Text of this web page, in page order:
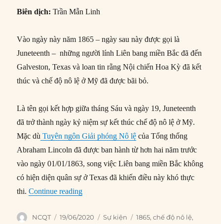
Biên dịch: Trần Mẫn Linh
Vào ngày này năm 1865 – ngày sau này được gọi là
Juneteenth – những người lính Liên bang miền Bắc đã đến
Galveston, Texas và loan tin rằng Nội chiến Hoa Kỳ đã kết
thúc và chế độ nô lệ ở Mỹ đã được bãi bỏ.
Là tên gọi kết hợp giữa tháng Sáu và ngày 19, Juneteenth
đã trở thành ngày kỷ niệm sự kết thúc chế độ nô lệ ở Mỹ.
Mặc dù Tuyên ngôn Giải phóng Nô lệ của Tổng thống
Abraham Lincoln đã được ban hành từ hơn hai năm trước
vào ngày 01/01/1863, song việc Liên bang miền Bắc không
có hiện diện quân sự ở Texas đã khiến điều này khó thực
thi. Continue reading“19/06/1865: Chế độ nô lệ ở Mỹ được bãi
Author
NCQT
Posted
19/06/2020 Categories
Sự kiện Tags
1865,chế độ nô lệ,